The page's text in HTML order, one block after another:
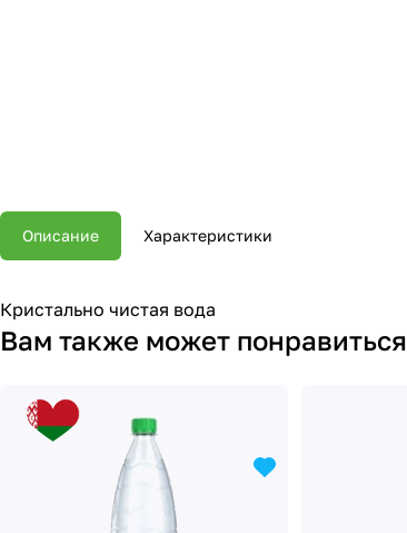
Описание Характеристики
Кристально чистая вода
Вам также может понравиться